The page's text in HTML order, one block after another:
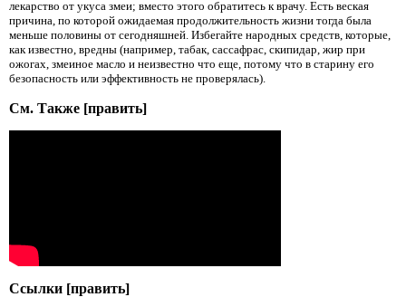
лекарство от укуса змеи; вместо этого обратитесь к врачу. Есть веская
причина, по которой ожидаемая продолжительность жизни тогда была
меньше половины от сегодняшней. Избегайте народных средств, которые,
как известно, вредны (например, табак, сассафрас, скипидар, жир при
ожогах, змеиное масло и неизвестно что еще, потому что в старину его
безопасность или эффективность не проверялась).
См. Также [править]
Ссылки [править]